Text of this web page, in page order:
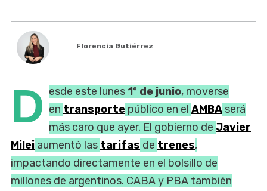
Florencia Gutiérrez
D esde este lunes 1º de junio, moverse
en transporte público en el AMBA será
más caro que ayer. El gobierno de Javier
Milei aumentó las tarifas de trenes,
impactando directamente en el bolsillo de
millones de argentinos. CABA y PBA también